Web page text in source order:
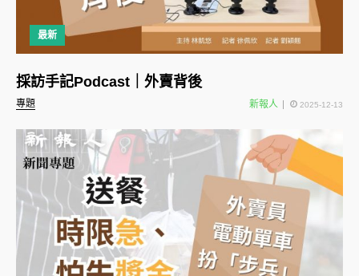
最新
專題
採訪手記Podcast｜外賣背後
新報人 2025-12-13